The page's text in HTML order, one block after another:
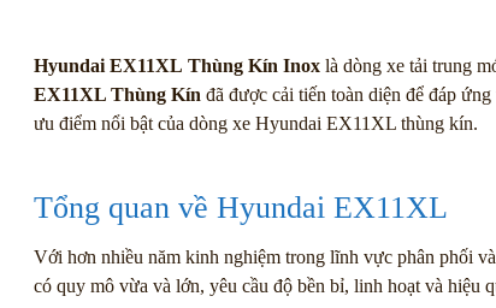
Hyundai EX11XL Thùng Kín Inox là dòng xe tải trung
EX11XL Thùng Kín đã được cải tiến toàn diện để đáp
ưu điểm nổi bật của dòng xe Hyundai EX11XL thùng kín.
Tổng quan về Hyundai EX11XL
Với hơn nhiều năm kinh nghiệm trong lĩnh vực phân phối
có quy mô vừa và lớn, yêu cầu độ bền bỉ, linh hoạt và hiệu